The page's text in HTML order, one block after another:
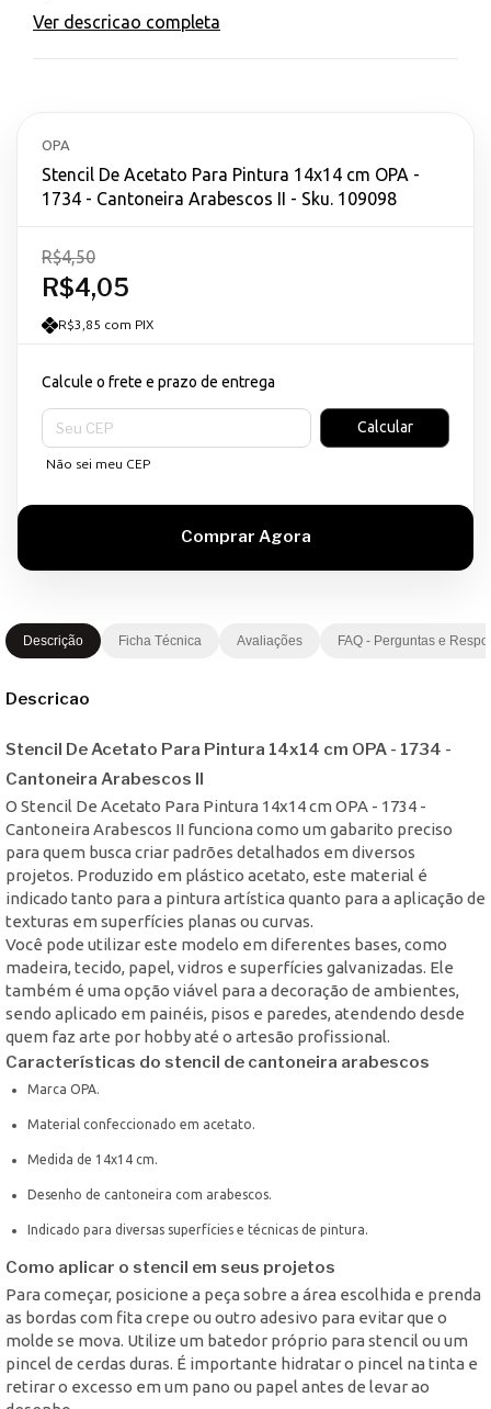
Ver descricao completa
OPA
Stencil De Acetato Para Pintura 14x14 cm OPA -
1734 - Cantoneira Arabescos II - Sku. 109098
R$4,05
R$4,50
R$3,85 com PIX
Calcule o frete e prazo de entrega
Entregas para o CEP:
Calcular
Não sei meu CEP
Descrição Ficha Técnica Avaliações FAQ - Perguntas e
Descricao
Stencil De Acetato Para Pintura 14x14 cm OPA - 1734 -
Cantoneira Arabescos II
O Stencil De Acetato Para Pintura 14x14 cm OPA - 1734 -
Cantoneira Arabescos II funciona como um gabarito preciso
para quem busca criar padrões detalhados em diversos
projetos. Produzido em plástico acetato, este material é
indicado tanto para a pintura artística quanto para a aplicação de
texturas em superfícies planas ou curvas.
Você pode utilizar este modelo em diferentes bases, como
madeira, tecido, papel, vidros e superfícies galvanizadas. Ele
também é uma opção viável para a decoração de ambientes,
sendo aplicado em painéis, pisos e paredes, atendendo desde
quem faz arte por hobby até o artesão profissional.
Características do stencil de cantoneira arabescos
Marca OPA.
Material confeccionado em acetato.
Medida de 14x14 cm.
Desenho de cantoneira com arabescos.
Indicado para diversas superfícies e técnicas de pintura.
Como aplicar o stencil em seus projetos
Para começar, posicione a peça sobre a área escolhida e prenda
as bordas com fita crepe ou outro adesivo para evitar que o
molde se mova. Utilize um batedor próprio para stencil ou um
pincel de cerdas duras. É importante hidratar o pincel na tinta e
retirar o excesso em um pano ou papel antes de levar ao